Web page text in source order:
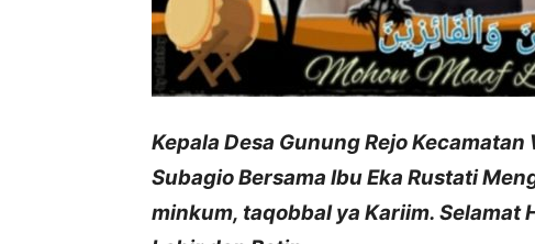
Kepala Desa Gunung Rejo
Subagio Bersama Ibu Eka Rustati
minkum, taqobbal ya Kariim. Selamat